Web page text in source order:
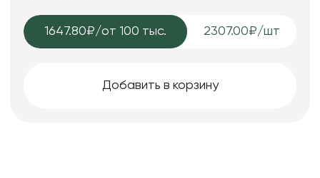
1647.80₽/от 100 тыс. 2307.00₽/шт
Добавить в корзину